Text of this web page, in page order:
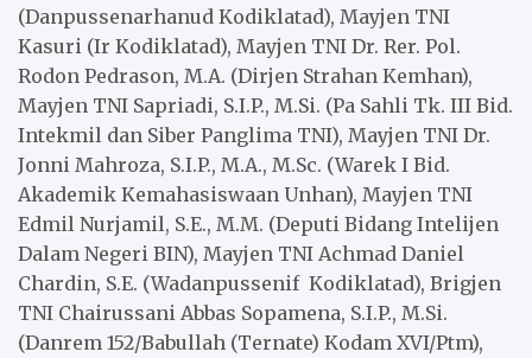
(Danpussenarhanud Kodiklatad), Mayjen TNI
Kasuri (Ir Kodiklatad), Mayjen TNI Dr. Rer. Pol.
Rodon Pedrason, M.A. (Dirjen Strahan Kemhan),
Mayjen TNI Sapriadi, S.I.P., M.Si. (Pa Sahli Tk. III Bid.
Intekmil dan Siber Panglima TNI), Mayjen TNI Dr.
Jonni Mahroza, S.I.P., M.A., M.Sc. (Warek I Bid.
Akademik Kemahasiswaan Unhan), Mayjen TNI
Edmil Nurjamil, S.E., M.M. (Deputi Bidang Intelijen
Dalam Negeri BIN), Mayjen TNI Achmad Daniel
Chardin, S.E. (Wadanpussenif Kodiklatad), Brigjen
TNI Chairussani Abbas Sopamena, S.I.P., M.Si.
(Danrem 152/Babullah (Ternate) Kodam XVI/Ptm),